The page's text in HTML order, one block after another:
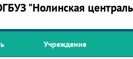
"Нолинская
Учреждение